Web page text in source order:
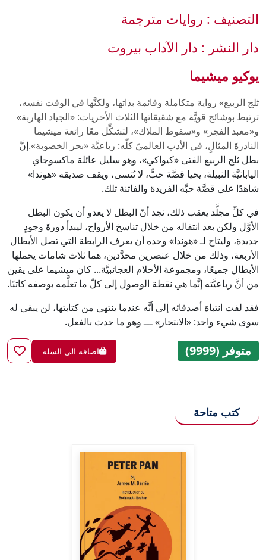
التصنيف : روايات مترجمة
دار النشر : دار الآداب بيروت
يوكيو ميشيما
ثلج الربيع» رواية متكاملة وقائمة بذاتها، ولكنَّها في الوقت نفسه،
ترتبط بوشائج قويَّة مع شقيقاتها الثلاث الأخريات: «الجياد الهاربة»
و«معبد الفجر» و«سقوط الملاك»، لتشكِّل معًا رائعة ميشيما
النادرةَ المثالِ، في الأدب العالميّ كلّه: رباعيَّة «بحر الخصوبة».إنَّ
بطل ثلج الربيع الفتى «كيواكي»، وهو سليل عائلة ماكسوجاي
اليابانيَّة النبيلة، يحيا قصَّة حبٍّ، لا تُنسى، ويقف صديقه «هوندا»
شاهدًا على قصَّة حبِّه الفريدة والفاتنة تلك.
في كلِّ مجلَّد يعقب ذلك، نجد أنّ البطل لا يعدو أن يكون البطل
الأوَّل ولكن بعد انتقاله من خلال تناسخ الأرواح، ليبدأ دورةَ وجودٍ
جديدة، وليتاح لـ «هوندا» وحده أن يعرف الرابطة التي تصل الأبطال
الأربعة، وذلك من خلال عنصرين محدَّدين، هما ثلاث شامات يحملها
الأبطال جميعًا، ومجموعة الأحلام العجائبيَّة... كان ميشيما على يقين
من أنَّ رباعيَّته إنَّما هي نقطة الوصول إلى كلّ ما تعلَّمه بوصفه كاتبًا.
فقد لفت انتباهَ أصدقائه إلى أنَّه عندما ينتهي من كتابتها، لن يبقى له
سوى شيء واحد: «الانتحار» ـــ وهو ما حدث بالفعل.
متوفر (9999) اضافه الي السله
كتب متاحة